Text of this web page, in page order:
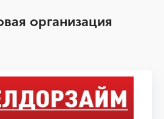
организация